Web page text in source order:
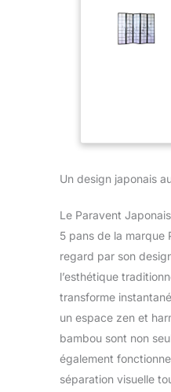
Un design japonais
Le Paravent
5 pans de la marque
regard par son
l’esthétique
transforme
un espace zen et
bambou sont non
également
séparation visuelle